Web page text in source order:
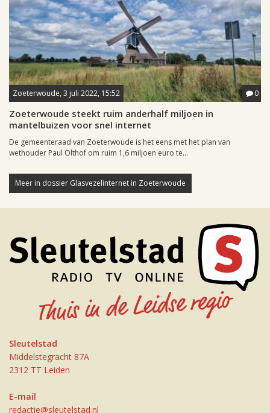
Zoeterwoude, 3 juli 2022, 15:52 0
Zoeterwoude steekt ruim anderhalf miljoen in
mantelbuizen voor snel internet
De gemeenteraad van Zoeterwoude is het eens met het plan van
wethouder Paul Olthof om ruim 1,6 miljoen euro te...
Meer in dossier Glasvezelinternet in Zoeterwoude
Sleutelstad
Middelstegracht 87A
2312 TT Leiden
E-mail
redactie@sleutelstad.nl